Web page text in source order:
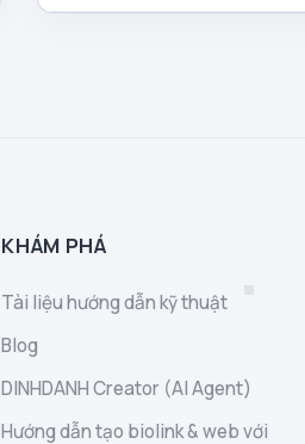
KHÁM PHÁ
Tài liệu hướng dẫn kỹ thuật
Blog
DINHDANH Creator (AI Agent)
Hướng dẫn tạo biolink & web với